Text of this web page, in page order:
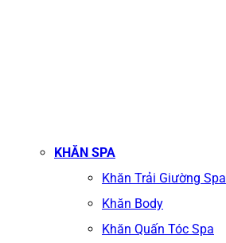
KHĂN SPA
Khăn Trải Giường Spa
Khăn Body
Khăn Quấn Tóc Spa